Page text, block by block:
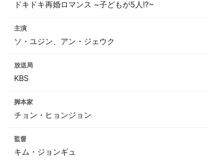
ドキドキ再婚ロマンス ~子どもが5人!?~
主演
ソ・ユジン、アン・ジェウク
放送局
KBS
脚本家
チョン・ヒョンジョン
監督
キム・ジョンギュ